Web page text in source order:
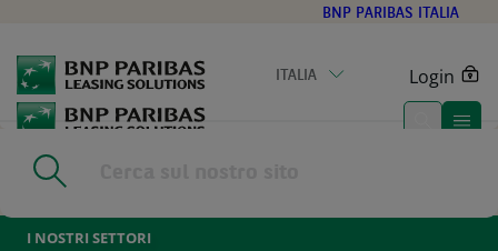
main
content
BNP PARIBAS ITALIA
ITALIA Login
Home
I NOSTRI SETTORI